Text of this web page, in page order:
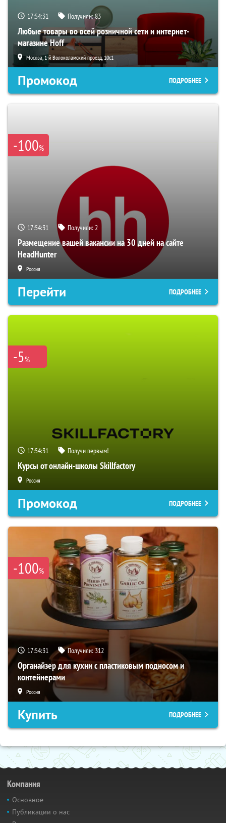
17:54:29 Получили:83
Любые товары во всей розничной сети и интернет-
магазине Hoff
Москва, 1-й Волоколамский проезд, 10с1
Промокод ПОДРОБНЕЕ
-100%
17:54:29 Получили:2
Размещение вашей вакансии на 30 дней на сайте
HeadHunter
Россия
Перейти ПОДРОБНЕЕ
-5%
17:54:29 Получи первым!
Курсы от онлайн-школы Skillfactory
Россия
Промокод ПОДРОБНЕЕ
-100%
17:54:29 Получили: 312
Органайзер для кухни с пластиковым подносом и
контейнерами
Россия
Купить ПОДРОБНЕЕ
Компания
Основное
Публикации о нас